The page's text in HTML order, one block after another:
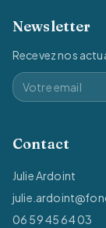
Newsletter
Recevez nos
Contact
Julie Ardoint
06 59 45 64 03